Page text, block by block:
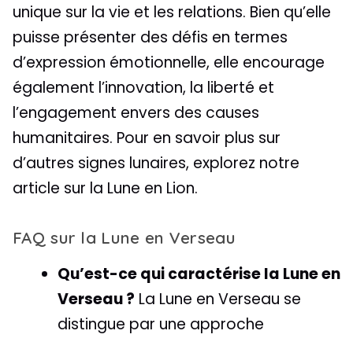
unique sur la vie et les relations. Bien qu’elle
puisse présenter des défis en termes
d’expression émotionnelle, elle encourage
également l’innovation, la liberté et
l’engagement envers des causes
humanitaires. Pour en savoir plus sur
d’autres signes lunaires, explorez notre
article sur la Lune en Lion.
FAQ sur la Lune en Verseau
Qu’est-ce qui caractérise la Lune en
Verseau ? La Lune en Verseau se
distingue par une approche